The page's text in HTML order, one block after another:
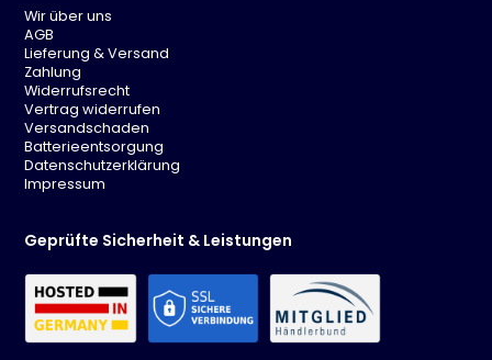
Technische Daten
Hellgrau
Elegantes Design
Auch im Esszimmerbereich einsetzbar
Einfache Montage
Um 360° drehbar
Wir über uns
AGB
Lieferung & Versand
Zahlung
Widerrufsrecht
Vertrag widerrufen
Versandschaden
Batterieentsorgung
Datenschutzerklärung
Impressum
Geprüfte Sicherheit & Leistungen